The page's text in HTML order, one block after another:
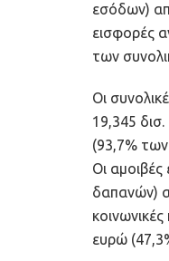
εσόδων)
εισφορές
των
Οι
19,345
(93,7%
Οι
δαπανών)
ευρώ